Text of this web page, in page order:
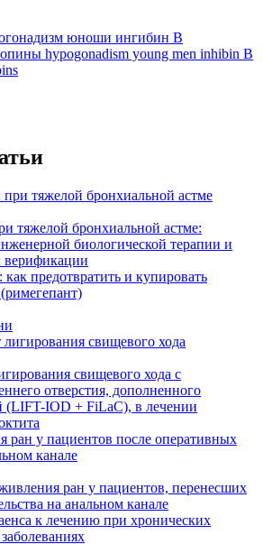
юноши ингибин В
hypogonadism young men inhibin B
тяжелой бронхиальной астме:
биологической терапии и
свищевого хода с
отверстия, дополненного
(LIFT-IOD + FiLaC), в лечении
ран у пациентов, перенесших
на анальном канале